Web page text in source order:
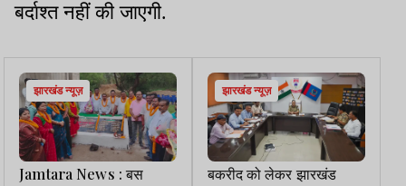
बर्दाश्त नहीं की जाएगी.
झारखंड न्यूज़
Jamtara News : बस
झारखंड न्यूज़
बकरीद को लेकर झारखंड